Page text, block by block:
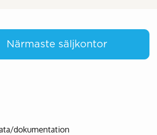
Närmaste säljkontor
dokumentation